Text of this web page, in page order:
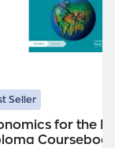
Seller
for the IB